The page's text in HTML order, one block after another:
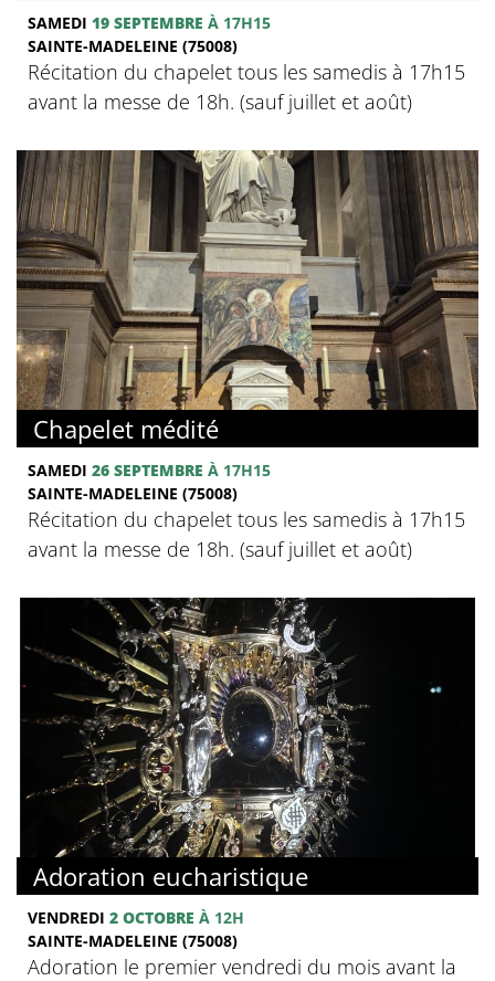
SAMEDI 19 SEPTEMBRE À 17H15
SAINTE-MADELEINE (75008)
Récitation du chapelet tous les samedis à 17h15
avant la messe de 18h. (sauf juillet et août)
Chapelet médité
SAMEDI 26 SEPTEMBRE À 17H15
SAINTE-MADELEINE (75008)
Récitation du chapelet tous les samedis à 17h15
avant la messe de 18h. (sauf juillet et août)
Adoration eucharistique
VENDREDI 2 OCTOBRE À 12H
SAINTE-MADELEINE (75008)
Adoration le premier vendredi du mois avant la